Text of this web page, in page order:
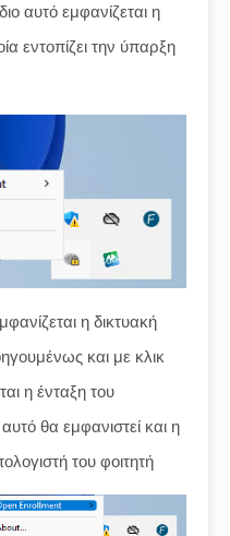
αυτό εμφανίζεται η
εντοπίζει την ύπαρξη
η δικτυακή
και με κλικ
η ένταξη του
θα εμφανιστεί και η
του φοιτητή